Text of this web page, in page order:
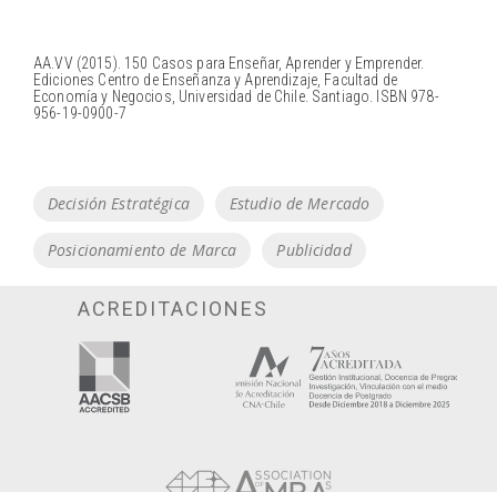
AA.VV (2015). 150 Casos para Enseñar, Aprender y Emprender.
Ediciones Centro de Enseñanza y Aprendizaje, Facultad de
Economía y Negocios, Universidad de Chile. Santiago. ISBN 978-
956-19-0900-7
Tags
Decisión Estratégica Estudio de Mercado
Posicionamiento de Marca Publicidad
ACREDITACIONES